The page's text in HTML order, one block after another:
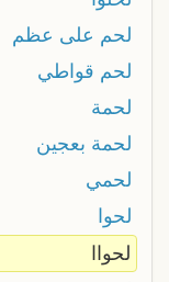
لحم على عظم
لحم قواطي
لحمة
لحمة بعجين
لحمي
لحوا
لحواا